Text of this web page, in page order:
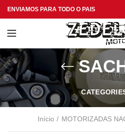
ENVIAMOS PARA TODO O PAIS
Início MOTORIZADAS